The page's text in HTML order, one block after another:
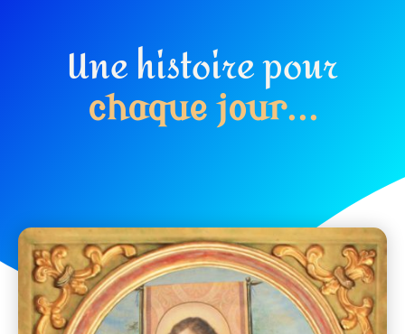
Une histoire pour
chaque jour...